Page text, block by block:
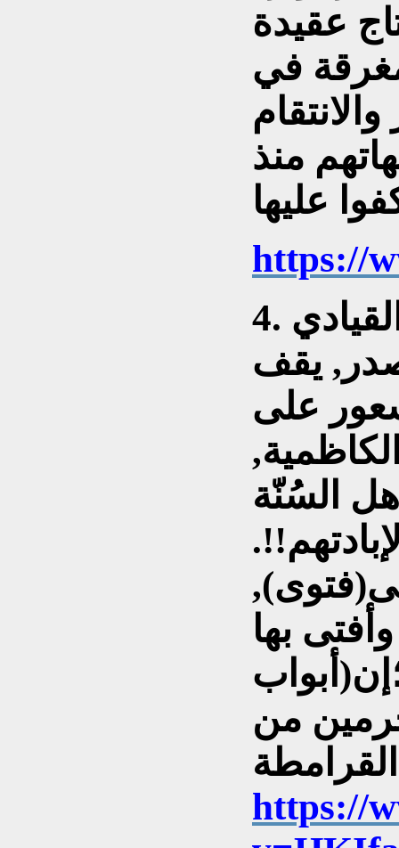
عقيدة
في
منذ
https://
4. المجرم حازم الأعرجي, القيادي
يقف
على
السُنّة
بها
من
https://